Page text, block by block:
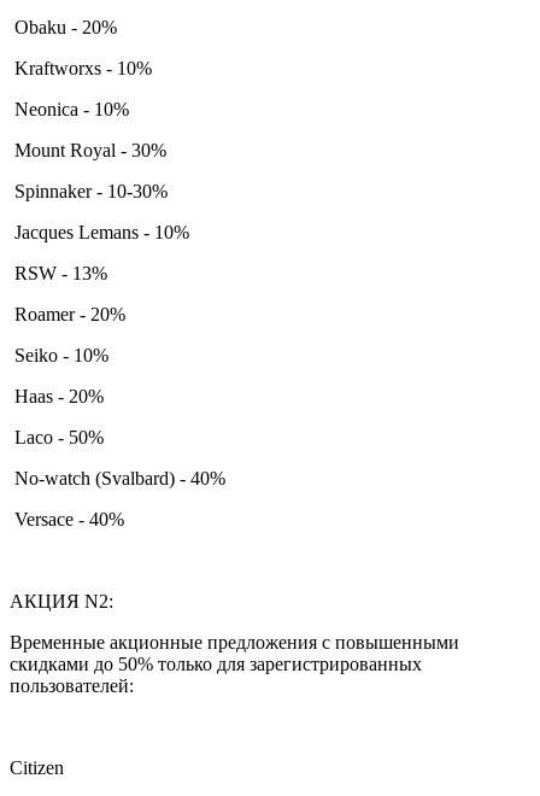
Obaku - 20%
Kraftworxs - 10%
Neonica - 10%
Mount Royal - 30%
Spinnaker - 10-30%
Jacques Lemans - 10%
RSW - 13%
Roamer - 20%
Seiko - 10%
Haas - 20%
Laco - 50%
No-watch (Svalbard) - 40%
Versace - 40%
АКЦИЯ N2:
Временные акционные предложения с повышенными
скидками до 50% только для зарегистрированных
пользователей:
Citizen